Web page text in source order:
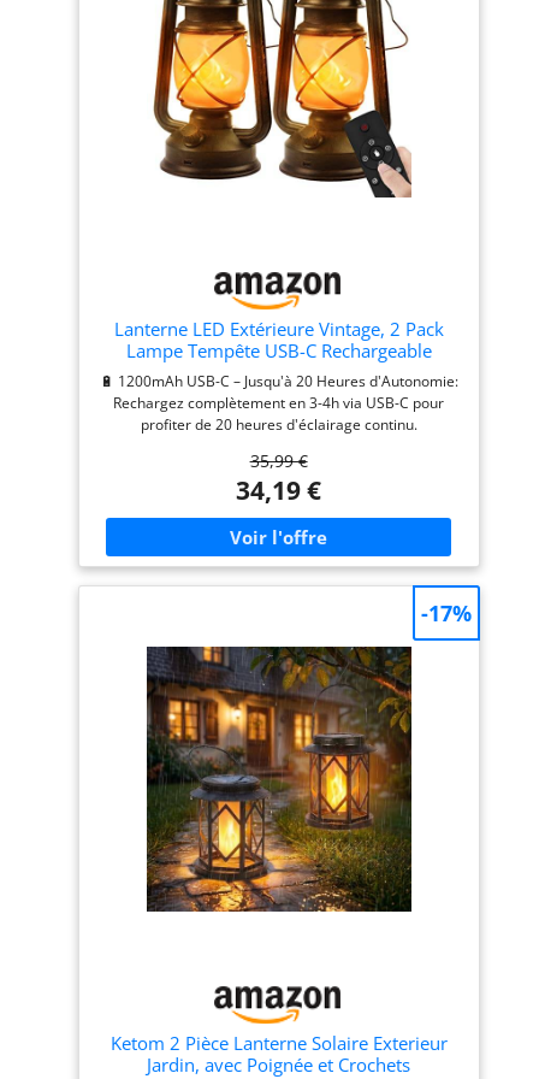
Lanterne LED Extérieure Vintage, 2 Pack
Lampe Tempête USB-C Rechargeable
🔋 1200mAh USB-C – Jusqu'à 20 Heures d'Autonomie:
Rechargez complètement en 3-4h via USB-C pour
profiter de 20 heures d'éclairage continu.
par temps couvert ou en cas de coupure de courant.
Contenu: 2 lanternes, 1 télécommande IR, 2 câble
Passez d'un mode à l'autre par télécommande:
lumière chaude (3000K), lumière blanche (6000K),
blanc chaud et effet flamme réaliste. Intensité
télécommande — de l'éclairage d'ambiance vintage à
la lampe de lecture. Sans flamme, sans huile, sans
fumée: 100% sûr pour les enfants et les animaux 🔥
Effet Flamme Réaliste – Alternative Sûre à la Lampe
Tempête: Les LED SMD2835 reproduisent un
scintillement de flamme authentique rappelant le
charme des lanternes tempête classiques — sans
risque d'incendie, sans suie, sans odeur d'huile. La
finition bronze rétro s'intègre parfaitement comme
décoration jardin vintage, photophore décoratif ou
lampe d'ambiance rustique 💧 Étanche & Anti-Rouille
– Utilisable Toute l'Année: Le boîtier en ABS avec
revêtement résiste à la pluie, la neige, la grêle et aux
UV. Parfaite pour bord de piscine, jardin, allée,
Portable: La poignée métallique robuste permet de
l'accrocher aux arbres, pergolas ou murs, de la poser
sur table, terrasse ou véranda, ou de l'emporter en
camping. Dimensions: 23.5 × 16 cm — assez
35,99 €
34,19 €
Ketom 2 Pièce Lanterne Solaire Exterieur
Jardin, avec Poignée et Crochets
-17%